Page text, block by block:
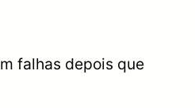
falhas depois que